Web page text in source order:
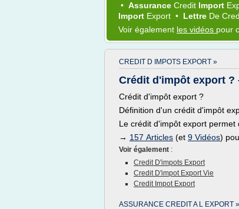
• Assurance Credit Import
Import Export • Lettre De
Voir également les vidéos pour
CREDIT D IMPOTS EXPORT »
Crédit d'impôt export ?
Crédit d'impôt export ?
Définition d'un crédit d'impôt
Le crédit d'impôt export
→ 157 Articles (et 9 Vidéos)
Voir également :
Credit D'impots Export
Credit D'impot Export Vie
Credit Impot Export
ASSURANCE CREDIT A L EXPORT »